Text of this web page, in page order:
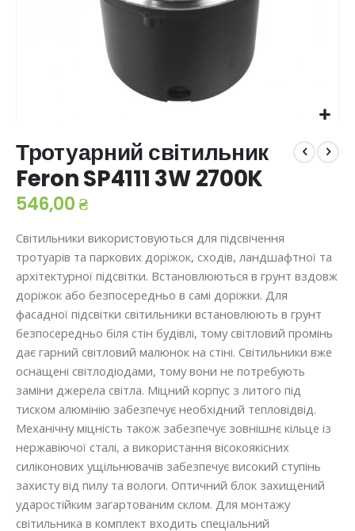
до
початку
галереї
зображень
Тротуарний світильник
Feron SP4111 3W 2700K
546,00 ₴
Світильники використовуються для підсвічення
тротуарів та паркових доріжок, сходів, ландшафтної та
архітектурної підсвітки. Встановлюються в грунт вздовж
доріжок або безпосередньо в самі доріжки. Для
фасадної підсвітки світильники встановлюють в грунт
безпосередньо біля стін будівлі, тому світловий промінь
дає гарний світловий малюнок на стіні. Світильники вже
оснащені світлодіодами, тому вони не потребують
заміни джерела світла. Міцний корпус з литого під
тиском алюмінію забезпечує необхідний тепловідвід.
Механічну міцність також забезпечує зовнішнє кільце із
нержавіючої сталі, а використання вісокоякісних
силіконових ущільнювачів забезпечує високий ступінь
захисту від пилу та вологи. Оптичний блок захищений
ударостійким загартованим склом. Для монтажу
світильника в комплект входить спеціальний